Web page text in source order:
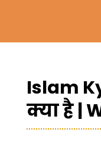
Islam
क्या है |